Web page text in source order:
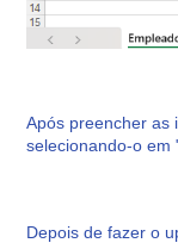
Após preencher as
selecionando-o em
Depois de fazer o